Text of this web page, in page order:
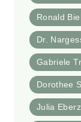
Ronald
Dr.
Gabriele
Dorothee
Julia Eberz